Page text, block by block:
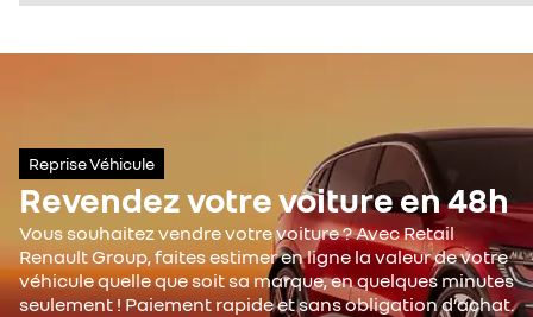
Reprise Véhicule
Revendez votre voiture en 48h
Vous souhaitez vendre votre voiture ? Avec Retail
Renault Group, faites estimer en ligne la valeur de votre
véhicule quelle que soit sa marque, en quelques minutes
seulement ! Paiement rapide et sans obligation d’achat.